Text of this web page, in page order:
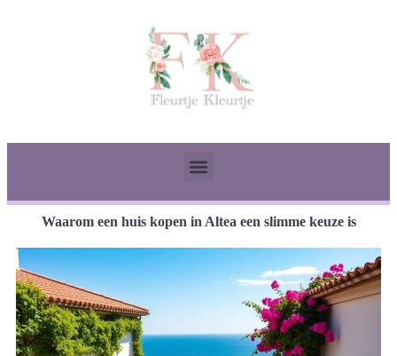
Waarom een huis kopen in Altea een slimme keuze is